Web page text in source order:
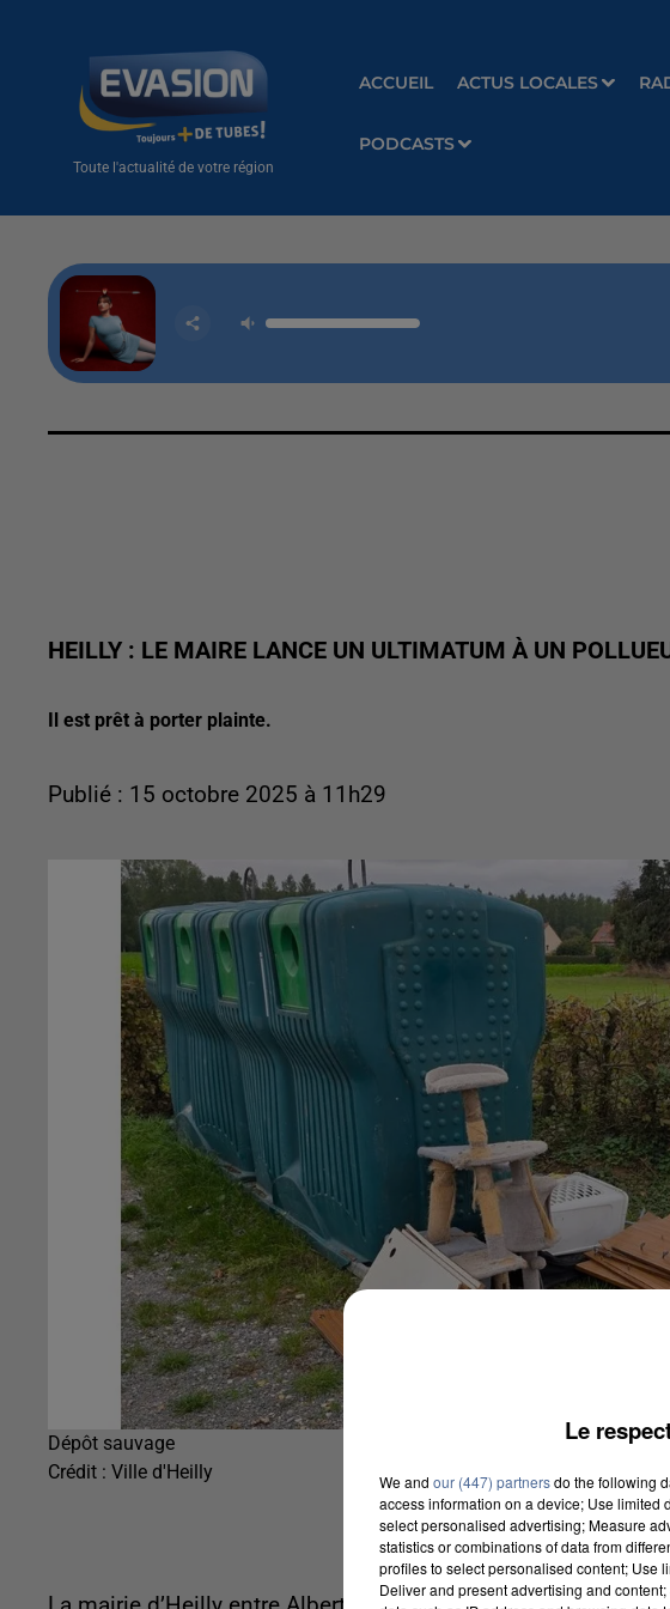
Toute l'actualité de votre région
ACCUEIL ACTUS LOCALES
PODCASTS
HEILLY : LE MAIRE LANCE UN ULTIMATUM À UN
Il est prêt à porter plainte.
Publié : 15 octobre 2025 à 11h29
Dépôt sauvage
Crédit : Ville d'Heilly
Le
We and our (447) partnersdo the following
access information on a device; Use limited
select personalised advertising; Measure
statistics or combinations of data from
profiles to select personalised content; Use
Deliver and present advertising and